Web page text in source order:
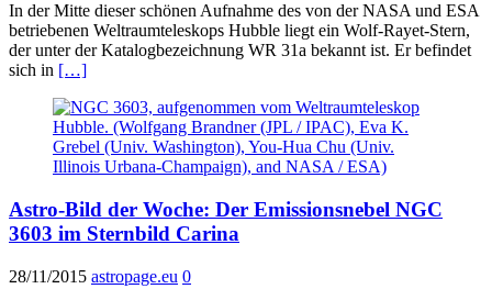
In der Mitte dieser schönen Aufnahme des von der NASA und ESA
betriebenen Weltraumteleskops Hubble liegt ein Wolf-Rayet-Stern,
der unter der Katalogbezeichnung WR 31a bekannt ist. Er befindet
sich in […]
Astro-Bild der Woche: Der Emissionsnebel NGC
3603 im Sternbild Carina
28/11/2015 astropage.eu 0